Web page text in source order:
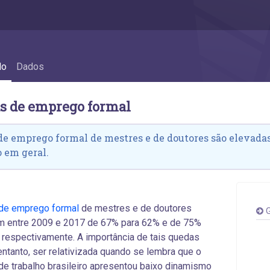
Dados
de emprego formal
emprego formal de mestres e de doutores são
em geral.
emprego formal de mestres e de doutores
entre 2009 e 2017 de 67% para 62% e de 75%
respectivamente. A importância de tais quedas
ser relativizada quando se lembra que o
trabalho brasileiro apresentou baixo dinamismo